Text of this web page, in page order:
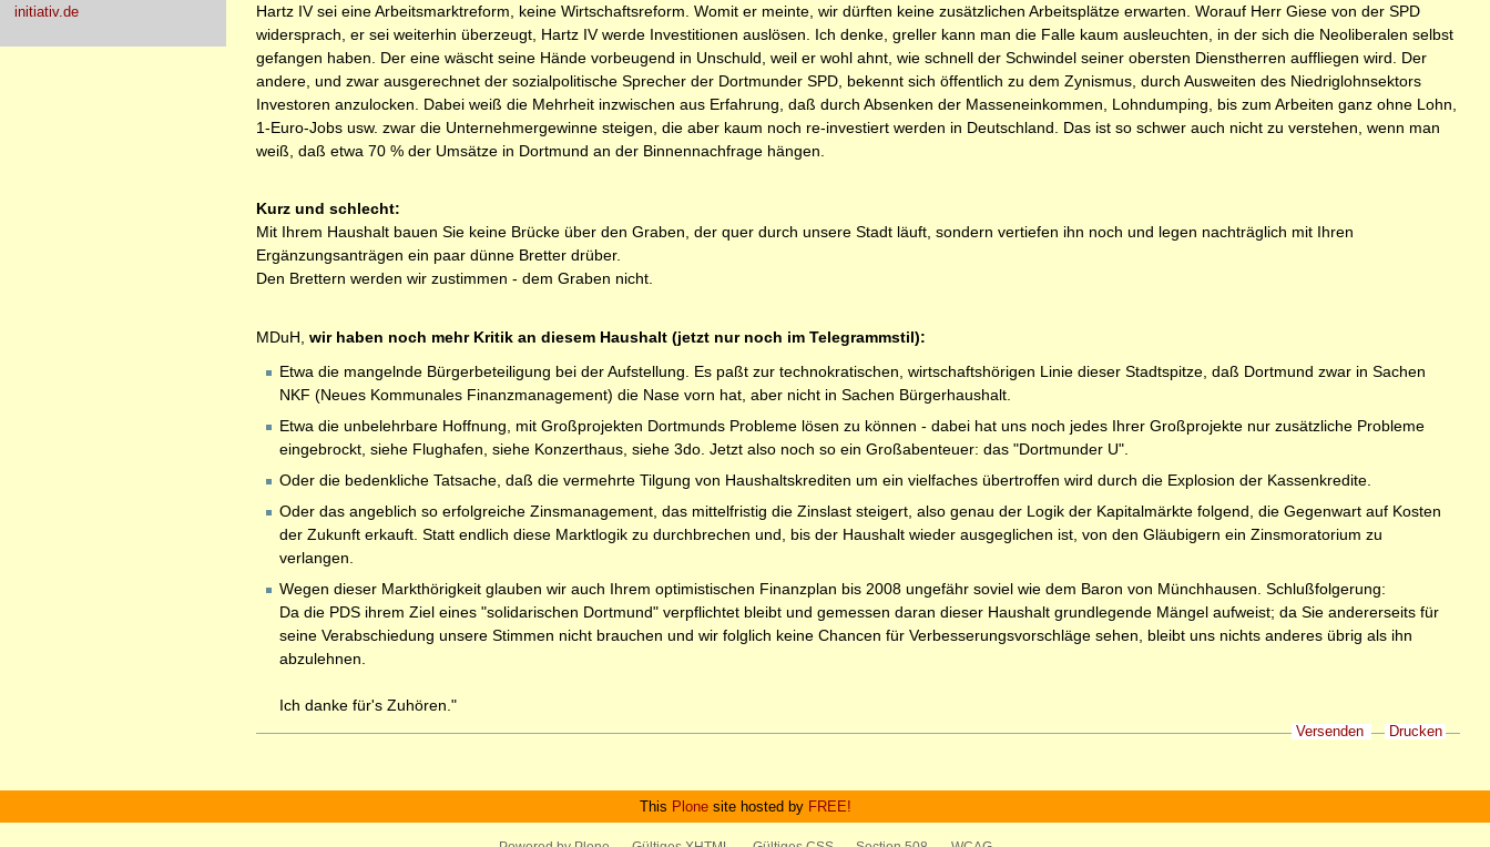
initiativ.de
Hartz IV sei eine Arbeitsmarktreform, keine Wirtschaftsreform. Womit er meinte, wir dürften keine zusätzlichen Arbeitsplätze erwarten. Worauf Herr Giese von der SPD
widersprach, er sei weiterhin überzeugt, Hartz IV werde Investitionen auslösen. Ich denke, greller kann man die Falle kaum ausleuchten, in der sich die Neoliberalen selbst
gefangen haben. Der eine wäscht seine Hände vorbeugend in Unschuld, weil er wohl ahnt, wie schnell der Schwindel seiner obersten Dienstherren auffliegen wird. Der
andere, und zwar ausgerechnet der sozialpolitische Sprecher der Dortmunder SPD, bekennt sich öffentlich zu dem Zynismus, durch Ausweiten des Niedriglohnsektors
Investoren anzulocken. Dabei weiß die Mehrheit inzwischen aus Erfahrung, daß durch Absenken der Masseneinkommen, Lohndumping, bis zum Arbeiten ganz ohne Lohn,
1-Euro-Jobs usw. zwar die Unternehmergewinne steigen, die aber kaum noch re-investiert werden in Deutschland. Das ist so schwer auch nicht zu verstehen, wenn man
weiß, daß etwa 70 % der Umsätze in Dortmund an der Binnennachfrage hängen.
Kurz und schlecht:
Mit Ihrem Haushalt bauen Sie keine Brücke über den Graben, der quer durch unsere Stadt läuft, sondern vertiefen ihn noch und legen nachträglich mit Ihren
Ergänzungsanträgen ein paar dünne Bretter drüber.
Den Brettern werden wir zustimmen - dem Graben nicht.
MDuH, wir haben noch mehr Kritik an diesem Haushalt (jetzt nur noch im Telegrammstil):
Etwa die mangelnde Bürgerbeteiligung bei der Aufstellung. Es paßt zur technokratischen, wirtschaftshörigen Linie dieser Stadtspitze, daß Dortmund zwar in Sachen
NKF (Neues Kommunales Finanzmanagement) die Nase vorn hat, aber nicht in Sachen Bürgerhaushalt.
Etwa die unbelehrbare Hoffnung, mit Großprojekten Dortmunds Probleme lösen zu können - dabei hat uns noch jedes Ihrer Großprojekte nur zusätzliche Probleme
eingebrockt, siehe Flughafen, siehe Konzerthaus, siehe 3do. Jetzt also noch so ein Großabenteuer: das "Dortmunder U".
Oder die bedenkliche Tatsache, daß die vermehrte Tilgung von Haushaltskrediten um ein vielfaches übertroffen wird durch die Explosion der Kassenkredite.
Oder das angeblich so erfolgreiche Zinsmanagement, das mittelfristig die Zinslast steigert, also genau der Logik der Kapitalmärkte folgend, die Gegenwart auf Kosten
der Zukunft erkauft. Statt endlich diese Marktlogik zu durchbrechen und, bis der Haushalt wieder ausgeglichen ist, von den Gläubigern ein Zinsmoratorium zu
verlangen.
Wegen dieser Markthörigkeit glauben wir auch Ihrem optimistischen Finanzplan bis 2008 ungefähr soviel wie dem Baron von Münchhausen. Schlußfolgerung:
Da die PDS ihrem Ziel eines "solidarischen Dortmund" verpflichtet bleibt und gemessen daran dieser Haushalt grundlegende Mängel aufweist; da Sie andererseits für
seine Verabschiedung unsere Stimmen nicht brauchen und wir folglich keine Chancen für Verbesserungsvorschläge sehen, bleibt uns nichts anderes übrig als ihn
abzulehnen.
Ich danke für's Zuhören."
Versenden Drucken
This Plonesite hosted by FREE!